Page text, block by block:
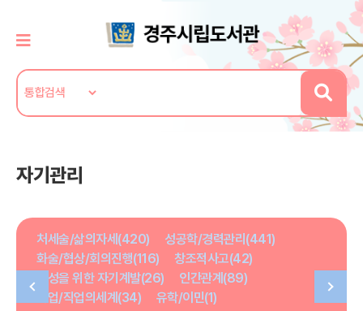
자기관리
처세술/삶의자세(420)
성공학/경력관리(441)
화술/협상/회의진행(116)
창조적사고(42)
여성을 위한 자기계발(26)
인간관계(89)
취업/직업의세계(34)
유학/이민(1)